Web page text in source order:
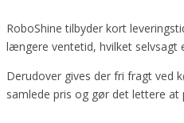
RoboShine tilbyder kort
længere ventetid, hvilket selvsagt
Derudover gives der fri fragt ved
samlede pris og gør det lettere